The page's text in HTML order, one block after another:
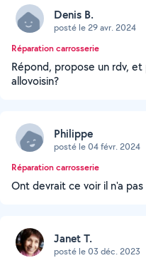
Denis B.
posté le 29 avr. 2024
Réparation carrosserie
Répond, propose un rdv, et
allovoisin?
Philippe
posté le 04 févr. 2024
Réparation carrosserie
Ont devrait ce voir il n'a
Janet T.
posté le 03 déc. 2023